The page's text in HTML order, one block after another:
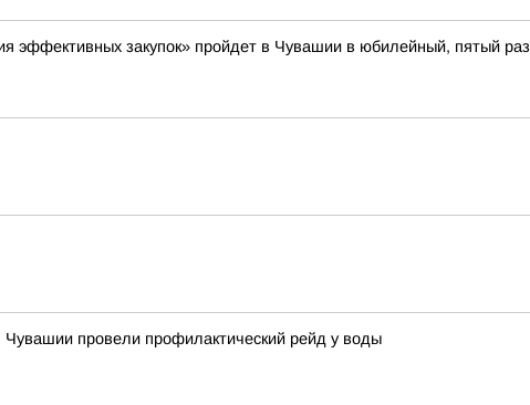
эффективных закупок» пройдет в Чувашии в юбилейный, пятый раз
провели профилактический рейд у воды